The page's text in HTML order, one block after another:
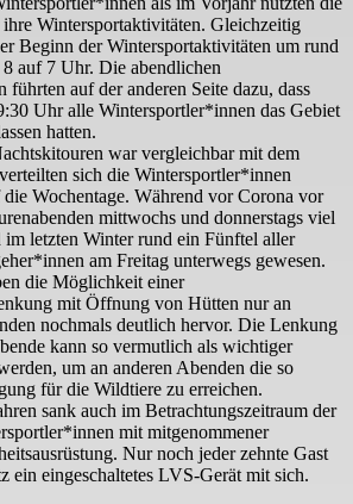
Wintersportaktivitäten. Gleichzeitig
Beginn der Wintersportaktivitäten um rund
auf 7 Uhr. Die abendlichen
führten auf der anderen Seite dazu, dass
Uhr alle Wintersportler*innen das Gebiet
hatten.
war vergleichbar mit dem
sich die Wintersportler*innen
Wochentage. Während vor Corona vor
mittwochs und donnerstags viel
im letzten Winter rund ein Fünftel aller
am Freitag unterwegs gewesen.
die Möglichkeit einer
mit Öffnung von Hütten nur an
nochmals deutlich hervor. Die Lenkung
kann so vermutlich als wichtiger
um an anderen Abenden die so
für die Wildtiere zu erreichen.
sank auch im Betrachtungszeitraum der
mit mitgenommener
Nur noch jeder zehnte Gast
ein eingeschaltetes LVS-Gerät mit sich.